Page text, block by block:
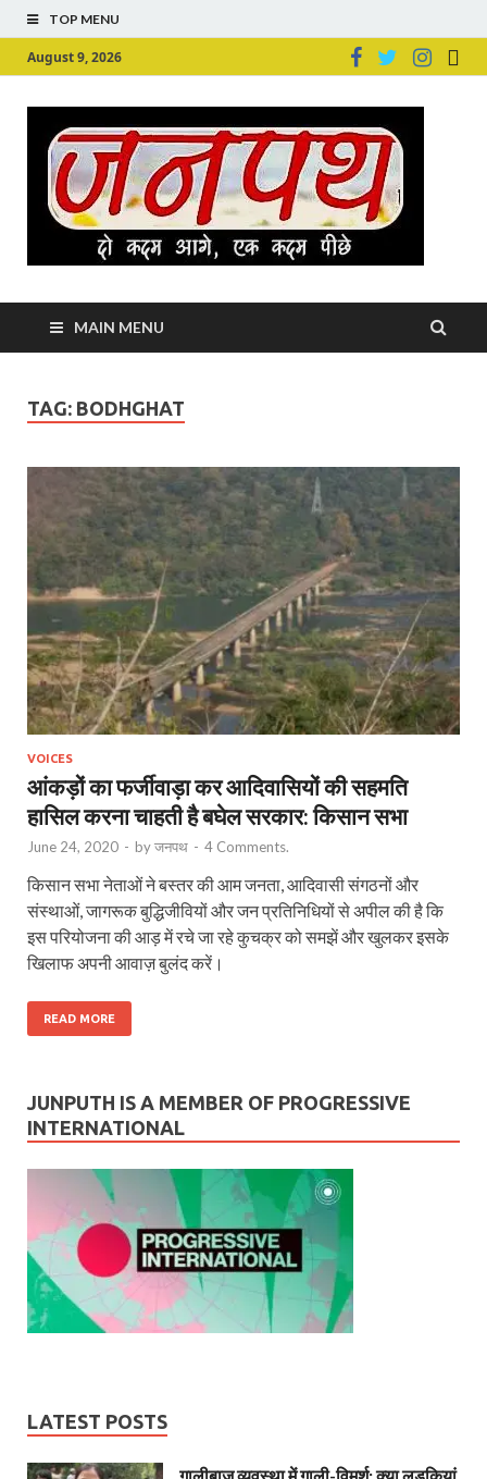
TOP MENU
August 9, 2026
MAIN MENU
TAG: BODHGHAT
VOICES
आंकड़ों का फर्जीवाड़ा कर आदिवासियों की सहमति
हासिल करना चाहती है बघेल सरकार: किसान सभा
June 24, 2020 - byजनपथ - 4 Comments.
किसान सभा नेताओं ने बस्तर की आम जनता, आदिवासी संगठनों और
संस्थाओं, जागरूक बुद्धिजीवियों और जन प्रतिनिधियों से अपील की है कि
इस परियोजना की आड़ में रचे जा रहे कुचक्र को समझें और खुलकर इसके
खिलाफ अपनी आवाज़ बुलंद करें।
READ MORE
JUNPUTH IS A MEMBER OF PROGRESSIVE
INTERNATIONAL
LATEST POSTS
गालीबाज व्‍यवस्‍था में गाली-विमर्श: क्या लड़कियां